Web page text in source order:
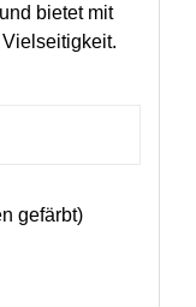
bietet mit
gefärbt)